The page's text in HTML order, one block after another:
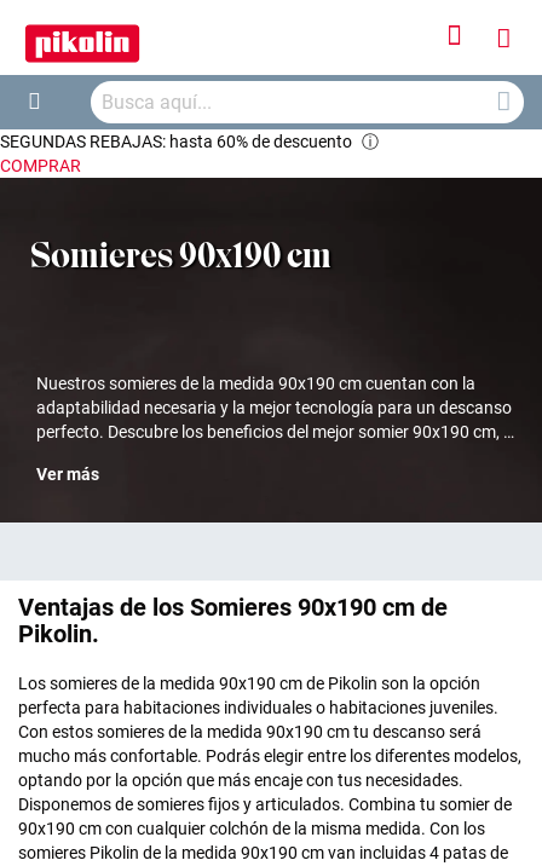
Iniciar
Buscar
SEGUNDAS REBAJAS: hasta 60% de descuento ⓘ
COMPRAR
Somieres 90x190 cm
Nuestros somieres de la medida 90x190 cm cuentan con la
adaptabilidad necesaria y la mejor tecnología para un descanso
perfecto. Descubre los beneficios del mejor somier 90x190 cm, o
modelos de somieres para varias medidas.
Ver más
Ventajas de los Somieres 90x190 cm de
Pikolin.
Los somieres de la medida 90x190 cm de Pikolin son la opción
perfecta para habitaciones individuales o habitaciones juveniles.
Con estos somieres de la medida 90x190 cm tu descanso será
mucho más confortable. Podrás elegir entre los diferentes modelos,
optando por la opción que más encaje con tus necesidades.
Disponemos de somieres fijos y articulados. Combina tu somier de
90x190 cm con cualquier colchón de la misma medida. Con los
somieres Pikolin de la medida 90x190 cm van incluidas 4 patas de